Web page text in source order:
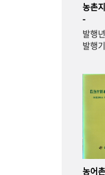
농촌
-
발행
발행
농어